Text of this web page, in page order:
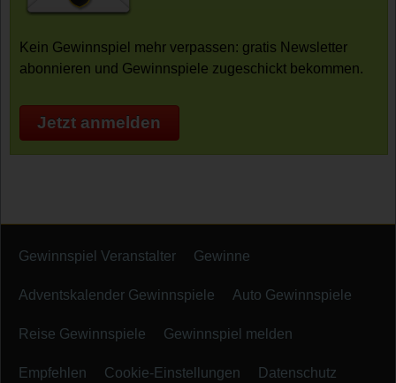
Kein Gewinnspiel mehr verpassen: gratis Newsletter
abonnieren und Gewinnspiele zugeschickt bekommen.
Jetzt anmelden
Gewinnspiel Veranstalter Gewinne
Adventskalender Gewinnspiele Auto Gewinnspiele
Reise Gewinnspiele Gewinnspiel melden
Empfehlen Cookie-Einstellungen Datenschutz